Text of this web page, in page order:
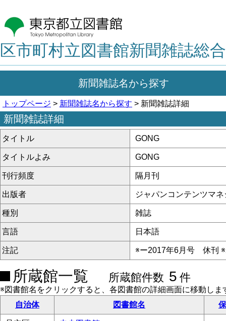
区市町村立図書館新聞雑誌総
新聞雑誌名から探す
トップページ > 新聞雑誌名から探す > 新聞雑誌詳細
新聞雑誌詳細
タイトル GONG
タイトルよみ GONG
刊行頻度 隔月刊
出版者 ジャパンコンテンツマ
種別 雑誌
言語 日本語
注記 ※ー2017年6月号 休刊
所蔵館一覧 所蔵館件数 5 件
※図書館名をクリックすると、各図書館の詳細画面に移動しま
自治体
図書館名